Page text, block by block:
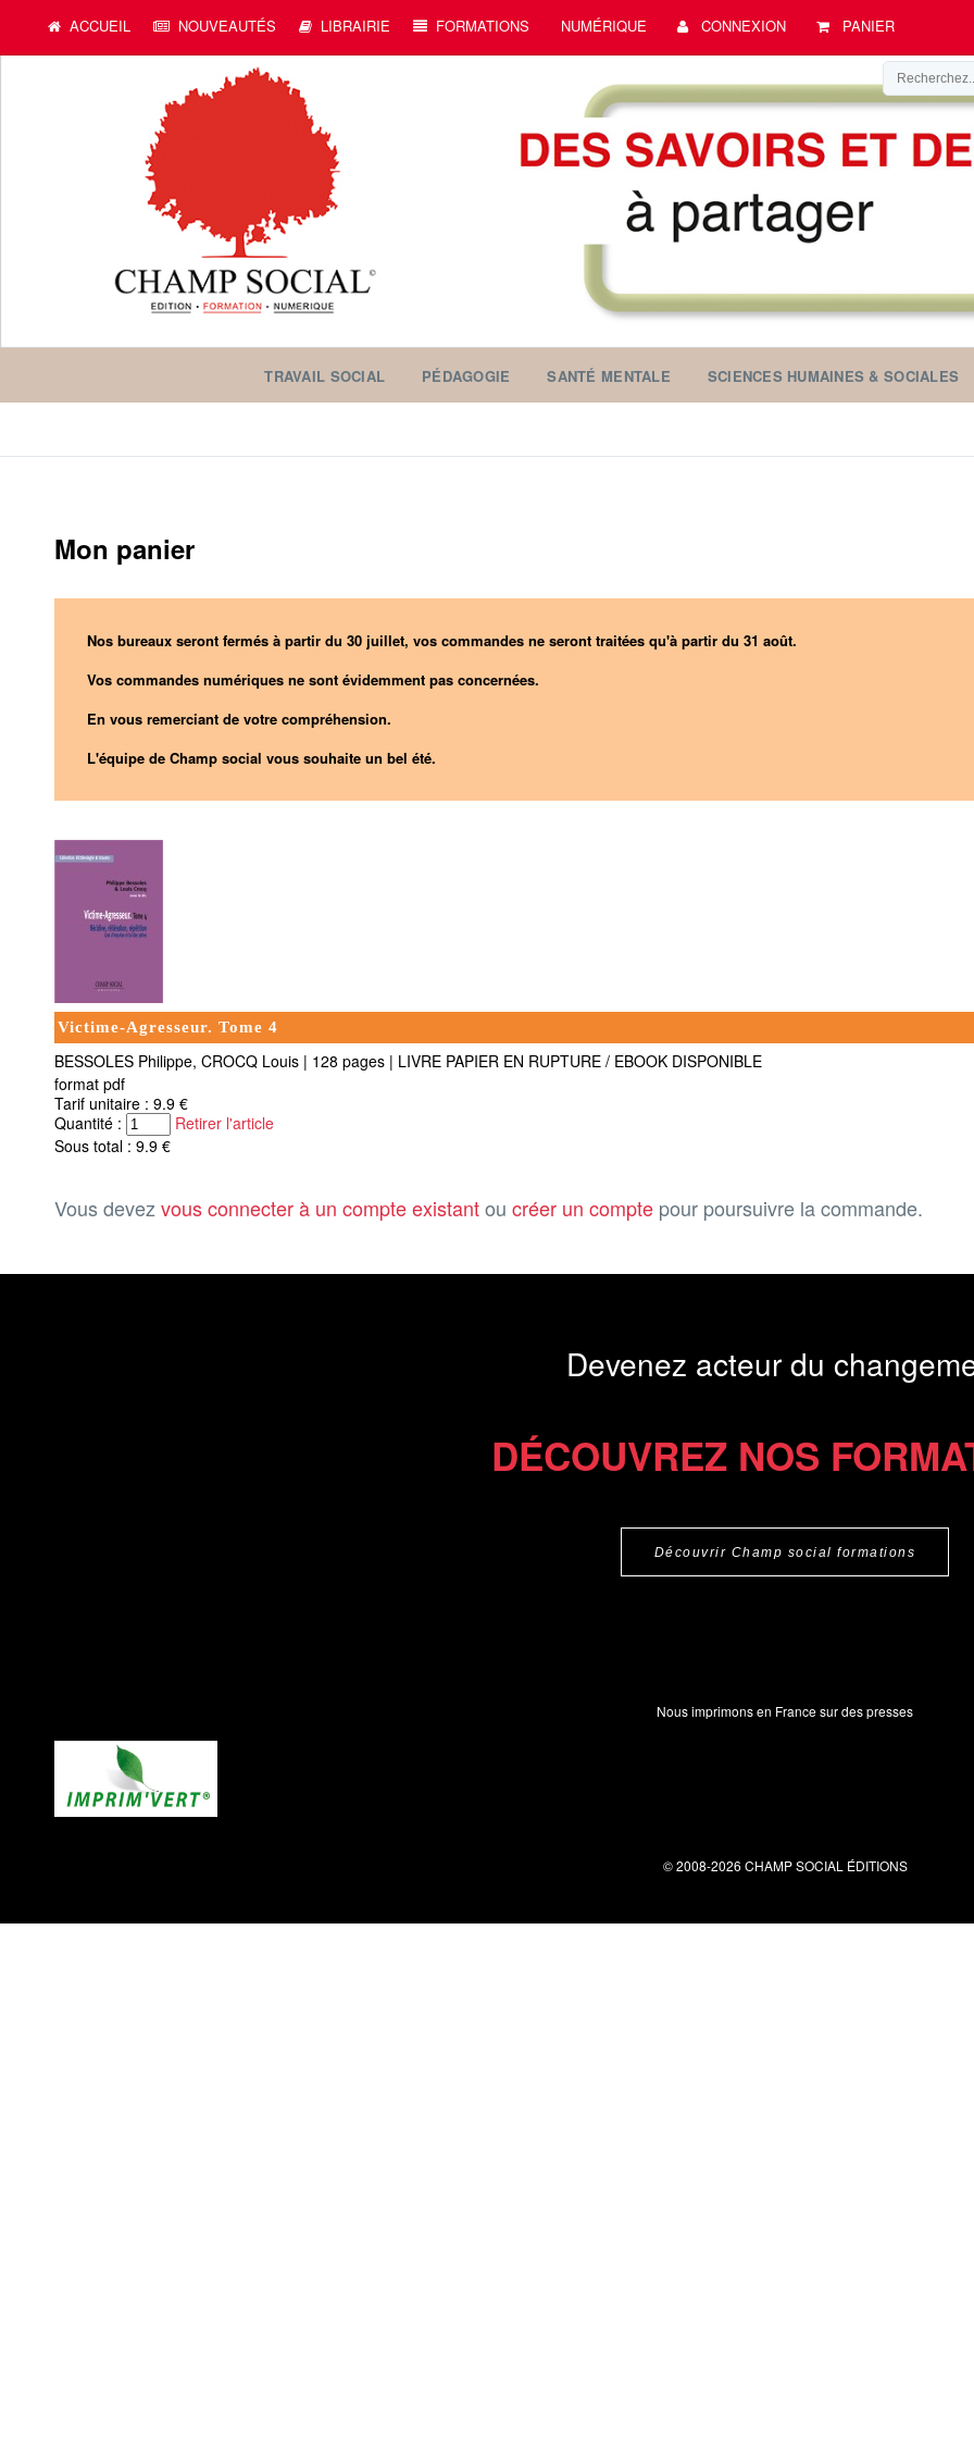
ACCUEIL NOUVEAUTÉS LIBRAIRIE FORMATIONS NUMÉRIQUE CONNEXION PANIER
TRAVAIL SOCIAL PÉDAGOGIE SANTÉ MENTALE SCIENCES HUMAINES & SOCIALES
Mon panier
Nos bureaux seront fermés à partir du 30 juillet, vos commandes ne seront traitées qu'à partir du 31 août.
Vos commandes numériques ne sont évidemment pas concernées.
En vous remerciant de votre compréhension.
L'équipe de Champ social vous souhaite un bel été.
Victime-Agresseur. Tome 4
BESSOLES Philippe, CROCQ Louis | 128 pages | LIVRE PAPIER EN RUPTURE / EBOOK DISPONIBLE
format pdf
Tarif unitaire : 9.9 €
Quantité :
Retirer l'article
Sous total : 9.9 €
Vous devezvous connecter à un compte existantou créer un compte pour poursuivre la commande.
Devenez acteur du
DÉCOUVREZ NOS
Découvrir Champ social formations
Nous imprimons en France sur des presses
© 2008-2026 CHAMP SOCIAL ÉDITIONS